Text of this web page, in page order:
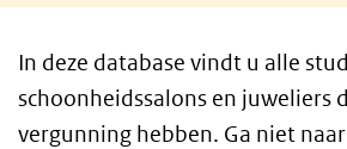
In deze database vindt u alle
schoonheidssalons en juweliers
vergunning hebben. Ga niet